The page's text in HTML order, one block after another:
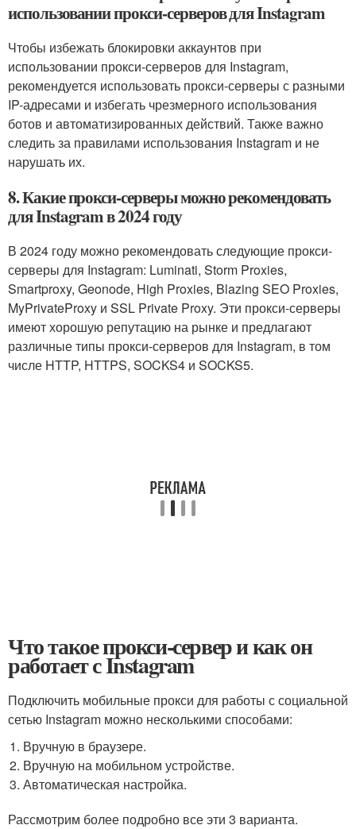
использовании прокси-серверов для Instagram
Чтобы избежать блокировки аккаунтов при
использовании прокси-серверов для Instagram,
рекомендуется использовать прокси-серверы с разными
IP-адресами и избегать чрезмерного использования
ботов и автоматизированных действий. Также важно
следить за правилами использования Instagram и не
нарушать их.
8. Какие прокси-серверы можно рекомендовать
для Instagram в 2024 году
В 2024 году можно рекомендовать следующие прокси-
серверы для Instagram: Luminati, Storm Proxies,
Smartproxy, Geonode, High Proxies, Blazing SEO Proxies,
MyPrivateProxy и SSL Private Proxy. Эти прокси-серверы
имеют хорошую репутацию на рынке и предлагают
различные типы прокси-серверов для Instagram, в том
числе HTTP, HTTPS, SOCKS4 и SOCKS5.
Что такое прокси-сервер и как он
работает с Instagram
Подключить мобильные прокси для работы с социальной
сетью Instagram можно несколькими способами:
Вручную в браузере.
Вручную на мобильном устройстве.
Автоматическая настройка.
Рассмотрим более подробно все эти 3 варианта.